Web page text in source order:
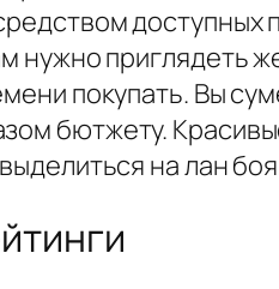
доступных
нужно приглядеть
покупать. Вы
бютжету.
на лан